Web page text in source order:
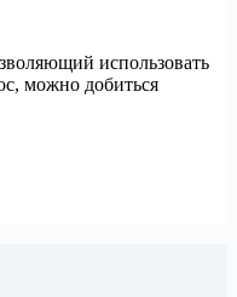
использовать
можно добиться